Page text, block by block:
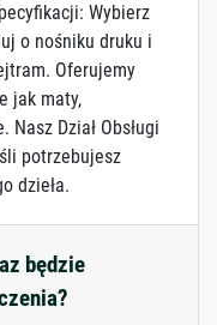
Wybierz
o nośniku druku i
Oferujemy
jak maty,
Dział Obsługi
potrzebujesz
dzieła.
będzie